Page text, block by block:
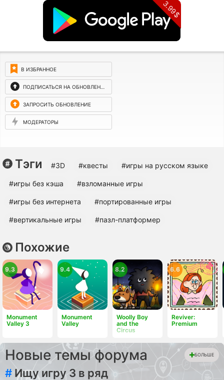
3.99$
В ИЗБРАННОЕ
ПОДПИСАТЬСЯ НА ОБНОВЛЕНИЯ
ЗАПРОСИТЬ ОБНОВЛЕНИЕ
МОДЕРАТОРЫ
Тэги #3D #квесты #игры на русском языке
#игры без кэша #взломанные игры
#игры без интернета #портированные игры
#вертикальные игры #пазл-платформер
Похожие
Monument
Valley 3
9.3
Monument
Valley
9.4
Woolly Boy
and the
Circus
8.2
Reviver:
Premium
6.6
Новые темы форума БОЛЬШЕ
# Ищу игру 3 в ряд